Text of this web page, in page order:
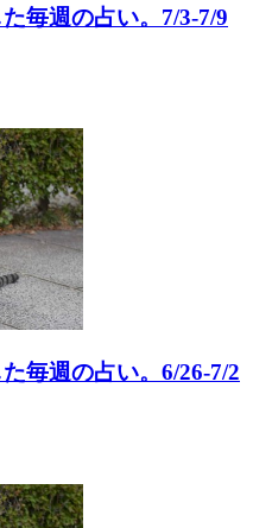
毎週の占い。7/3-7/9
毎週の占い。6/26-7/2